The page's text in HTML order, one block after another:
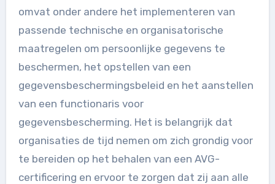
omvat onder andere het implementeren van
passende technische en organisatorische
maatregelen om persoonlijke gegevens te
beschermen, het opstellen van een
gegevensbeschermingsbeleid en het aanstellen
van een functionaris voor
gegevensbescherming. Het is belangrijk dat
organisaties de tijd nemen om zich grondig voor
te bereiden op het behalen van een AVG-
certificering en ervoor te zorgen dat zij aan alle